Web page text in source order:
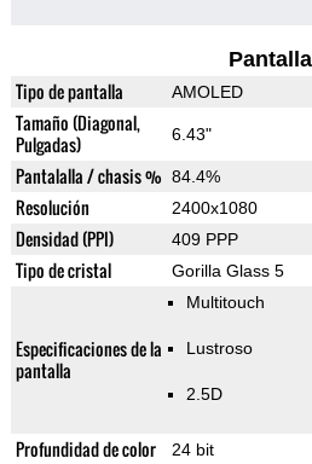
Pantalla
Tipo de pantalla AMOLED
Tamaño (Diagonal,
Pulgadas)
6.43"
Pantalalla / chasis % 84.4%
Resolución 2400x1080
Densidad (PPI) 409 PPP
Tipo de cristal Gorilla Glass 5
Especificaciones de la
pantalla
Multitouch
Lustroso
2.5D
Profundidad de color 24 bit